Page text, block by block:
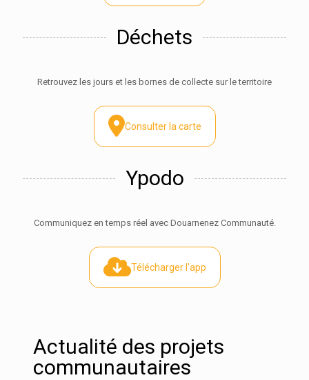
Déchets
Retrouvez les jours et les bornes de collecte sur le territoire
Consulter la carte
Ypodo
Communiquez en temps réel avec Douarnenez Communauté.
Télécharger l'app
Actualité des projets
communautaires